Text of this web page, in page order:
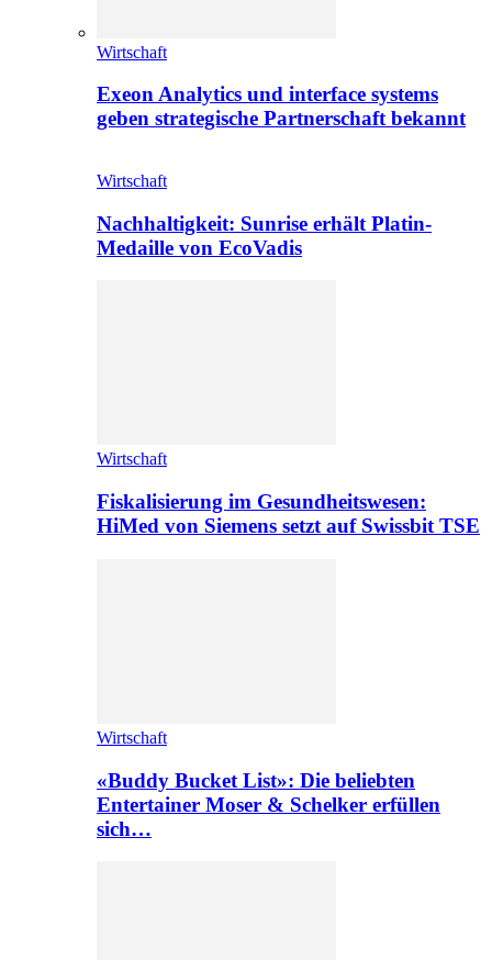
Wirtschaft
Exeon Analytics und interface systems
geben strategische Partnerschaft bekannt
Wirtschaft
Nachhaltigkeit: Sunrise erhält Platin-
Medaille von EcoVadis
Wirtschaft
Fiskalisierung im Gesundheitswesen:
HiMed von Siemens setzt auf Swissbit TSE
Wirtschaft
«Buddy Bucket List»: Die beliebten
Entertainer Moser & Schelker erfüllen
sich…